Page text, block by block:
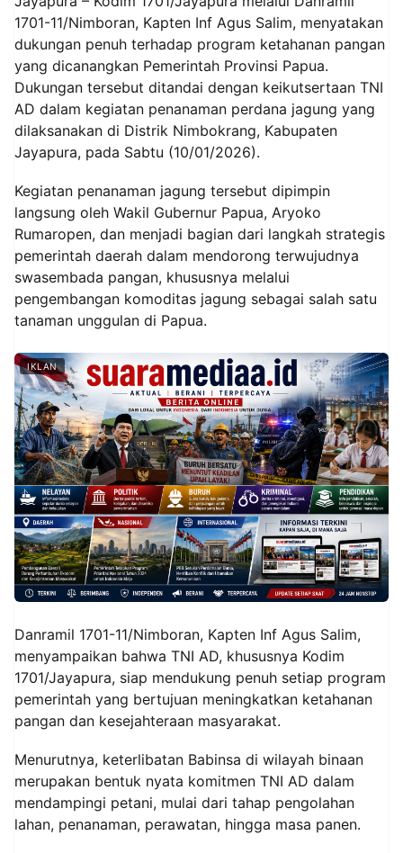
1701-11/Nimboran, Kapten Inf Agus Salim, menyatakan
dukungan penuh terhadap program ketahanan pangan
yang dicanangkan Pemerintah Provinsi Papua.
Dukungan tersebut ditandai dengan keikutsertaan TNI
AD dalam kegiatan penanaman perdana jagung yang
dilaksanakan di Distrik Nimbokrang, Kabupaten
Jayapura, pada Sabtu (10/01/2026).
Kegiatan penanaman jagung tersebut dipimpin
langsung oleh Wakil Gubernur Papua, Aryoko
Rumaropen, dan menjadi bagian dari langkah strategis
pemerintah daerah dalam mendorong terwujudnya
swasembada pangan, khususnya melalui
pengembangan komoditas jagung sebagai salah satu
tanaman unggulan di Papua.
IKLAN
Danramil 1701-11/Nimboran, Kapten Inf Agus Salim,
menyampaikan bahwa TNI AD, khususnya Kodim
1701/Jayapura, siap mendukung penuh setiap program
pemerintah yang bertujuan meningkatkan ketahanan
pangan dan kesejahteraan masyarakat.
Menurutnya, keterlibatan Babinsa di wilayah binaan
merupakan bentuk nyata komitmen TNI AD dalam
mendampingi petani, mulai dari tahap pengolahan
lahan, penanaman, perawatan, hingga masa panen.